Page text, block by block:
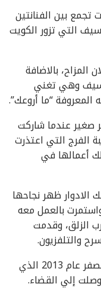
تجمع بين الفنانتين
التي تزور الكويت
المزاح، بالاضافة
سيف وهي تغني
المعروفة “ما أروعك”.
صغير عندما شاركت
الفرج التي اعتذرت
أعمالها في
الادوار ظهر نجاحها
بالعمل معه
درب الزلق، وقدمت
والتلفزيون.
وكان آخر عمل جمعهما مسرحية تحت الصفر عام 2013 الذي
إلي القضاء.